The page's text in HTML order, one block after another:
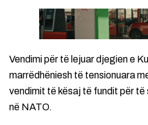
Vendimi për të lejuar djegien e
marrëdhëniesh të tensionuara
vendimit të kësaj të fundit për
në NATO.